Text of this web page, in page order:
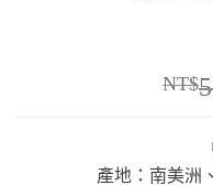
NT$
產地：南美洲